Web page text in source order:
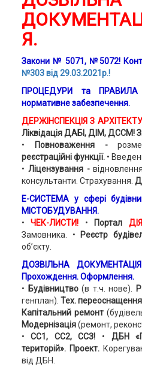
Я.
Закони № 5071, №5072!
№303 від 29.03.2021р.!
ПРОЦЕДУРИ та ПРАВИЛА
нормативне забезпечення.
ДЕРЖІНСПЕКЦІЯ З
Ліквідація ДАБІ,ДІМ,ДССМ!
•
Повноваження -
реєстраційні функції.•
• Ліцензування -
консультанти. Страхування.
Е-СИСТЕМА у сфері
МІСТОБУДУВАННЯ.
•ЧЕК-ЛИСТИ! • Портал ДІЯ
Замовника. •
Реєстр
об’єкту.
ДОЗВІЛЬНА
Прохождення. Оформлення.
•
Будівництво(в т.ч. нове).
генплан). Тех.
Капітальний ремонт
Модернізація(ремонт,
•СС1, СС2, СС3! • ДБН
територій». Проект.
від ДБН.